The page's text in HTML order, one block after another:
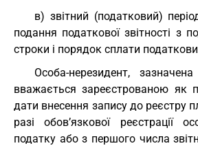
в) звітний (податковий)
подання податкової звітності з
строки і порядок сплати
Особа-нерезидент,
вважається зареєстрованою як
дати внесення запису до реєстру
разі обов’язкової реєстрації
податку або з першого числа